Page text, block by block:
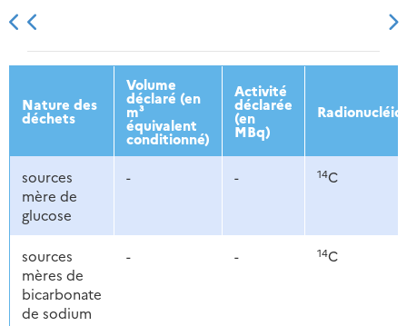
2013 2014 2015 2016
Nature des
déchets
Volume
déclaré (en
m³
équivalent
conditionné)
Activité
déclarée
(en
MBq)
sources
mère de
glucose
- - 14C
sources
mères de
bicarbonate
de sodium
- - 14C